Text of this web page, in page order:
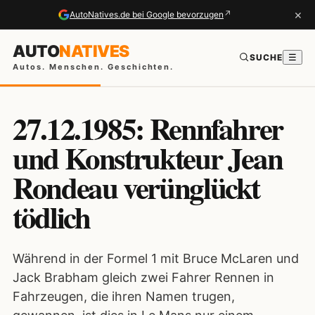
AutoNatives.de bei Google bevorzugen ↗ ×
AUTONATIVES
Autos. Menschen. Geschichten.
SUCHE ☰
27.12.1985: Rennfahrer
und Konstrukteur Jean
Rondeau verünglückt
tödlich
Während in der Formel 1 mit Bruce McLaren und
Jack Brabham gleich zwei Fahrer Rennen in
Fahrzeugen, die ihren Namen trugen,